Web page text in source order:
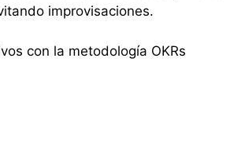
improvisaciones.